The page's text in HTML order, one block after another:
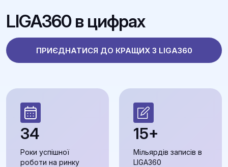
LIGA360 в цифрах
ПРИЄДНАТИСЯ ДО КРАЩИХ З LIGA360
34
Роки успішної
роботи на ринку
15+
Мільярдів записів в
LIGA360